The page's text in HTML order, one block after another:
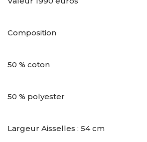
Composition
50 % coton
50 % polyester
Largeur Aisselles : 54 cm